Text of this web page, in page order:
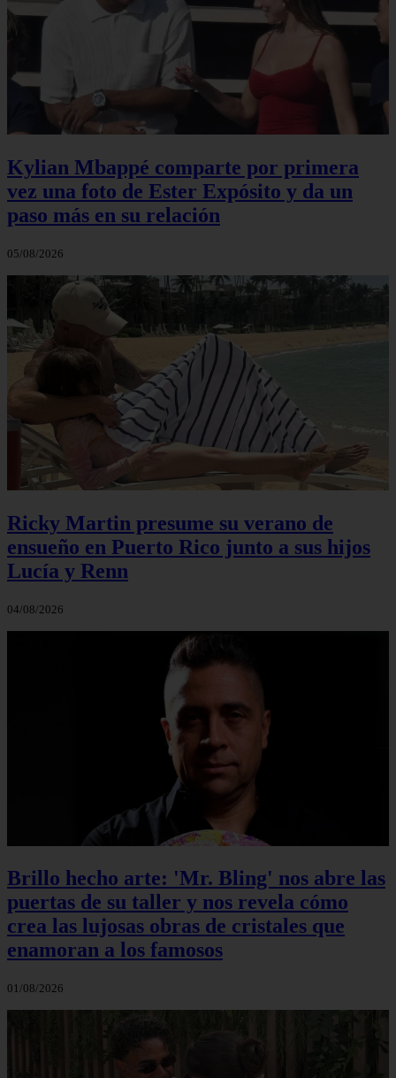
Kylian Mbappé comparte por primera
vez una foto de Ester Expósito y da un
paso más en su relación
05/08/2026
Ricky Martin presume su verano de
ensueño en Puerto Rico junto a sus hijos
Lucía y Renn
04/08/2026
Brillo hecho arte: 'Mr. Bling' nos abre las
puertas de su taller y nos revela cómo
crea las lujosas obras de cristales que
enamoran a los famosos
01/08/2026